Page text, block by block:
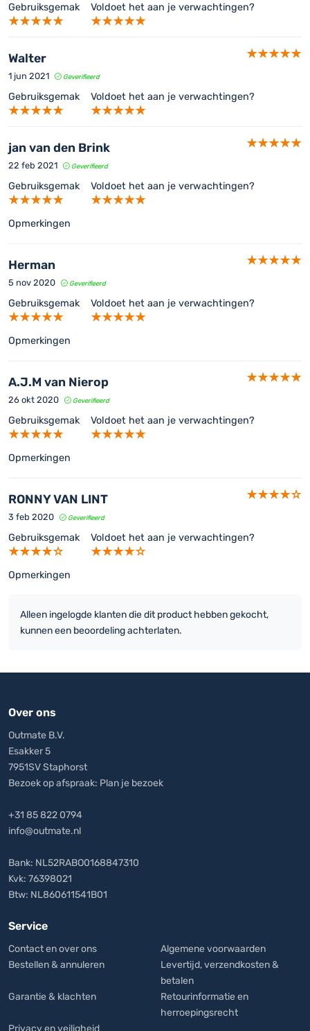
Gebruiksgemak Voldoet het aan je verwachtingen?
Walter
1 jun 2021 Geverifieerd
Gebruiksgemak Voldoet het aan je verwachtingen?
jan van den Brink
22 feb 2021 Geverifieerd
Gebruiksgemak Voldoet het aan je verwachtingen?
Opmerkingen
Herman
5 nov 2020 Geverifieerd
Gebruiksgemak Voldoet het aan je verwachtingen?
Opmerkingen
A.J.M van Nierop
26 okt 2020 Geverifieerd
Gebruiksgemak Voldoet het aan je verwachtingen?
Opmerkingen
RONNY VAN LINT
3 feb 2020 Geverifieerd
Gebruiksgemak Voldoet het aan je verwachtingen?
Opmerkingen
Alleen ingelogde klanten die dit product hebben gekocht,
kunnen een beoordeling achterlaten.
Over ons
Outmate B.V.
Esakker 5
7951SV Staphorst
Bezoek op afspraak: Plan je bezoek
+31 85 822 0794
info@outmate.nl
Bank: NL52RABO0168847310
Kvk: 76398021
Btw: NL860611541B01
Service
Contact en over ons
Algemene voorwaarden
Bestellen & annuleren
Levertijd, verzendkosten &
betalen
Garantie & klachten
Retourinformatie en
herroepingsrecht
Privacy en veiligheid